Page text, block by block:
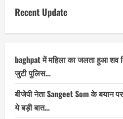
Recent Update
baghpat में महिला का जलता हुआ
जुटी पुलिस…
बीजेपी नेता Sangeet Som के बयान
ये बड़ी बात…